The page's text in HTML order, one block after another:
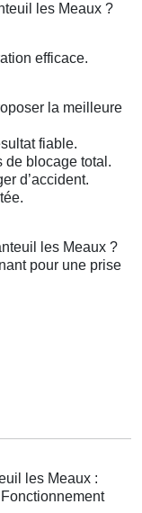
les Meaux ?
efficace.
la meilleure
fiable.
de blocage total.
d’accident.
les Meaux ?
pour une prise
les Meaux :